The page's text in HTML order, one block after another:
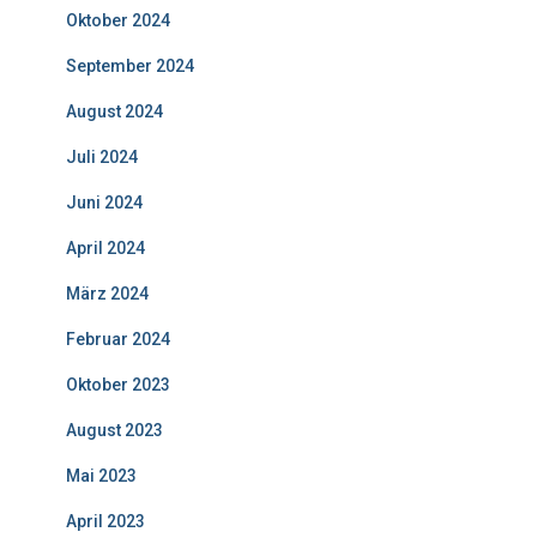
Oktober 2024
September 2024
August 2024
Juli 2024
Juni 2024
April 2024
März 2024
Februar 2024
Oktober 2023
August 2023
Mai 2023
April 2023